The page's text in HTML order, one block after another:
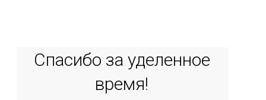
Спасибо за уделенное
время!